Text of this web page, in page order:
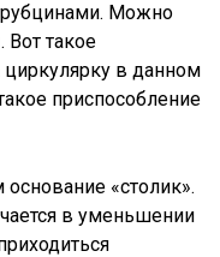
Можно
такое
циркулярку в данном
приспособление
«столик».
в уменьшении